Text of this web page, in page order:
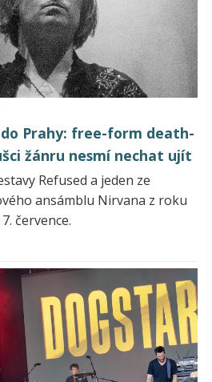
Prahy: free-form death-
žánru nesmí nechat ujít
Refused a jeden ze
ansámblu Nirvana z roku
července.